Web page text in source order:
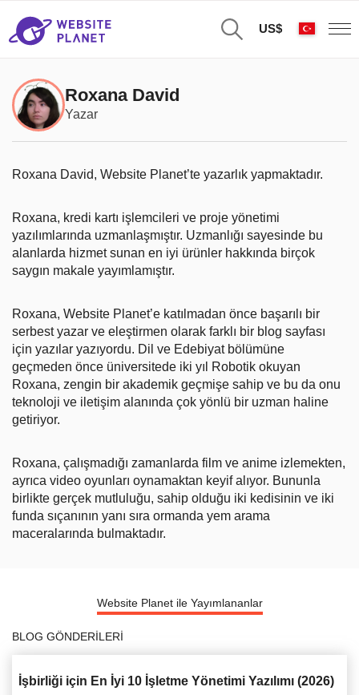
US$
Roxana David
Yazar
Roxana David, Website Planet’te yazarlık yapmaktadır.
Roxana, kredi kartı işlemcileri ve proje yönetimi
yazılımlarında uzmanlaşmıştır. Uzmanlığı sayesinde bu
alanlarda hizmet sunan en iyi ürünler hakkında birçok
saygın makale yayımlamıştır.
Roxana, Website Planet’e katılmadan önce başarılı bir
serbest yazar ve eleştirmen olarak farklı bir blog sayfası
için yazılar yazıyordu. Dil ve Edebiyat bölümüne
geçmeden önce üniversitede iki yıl Robotik okuyan
Roxana, zengin bir akademik geçmişe sahip ve bu da onu
teknoloji ve iletişim alanında çok yönlü bir uzman haline
getiriyor.
Roxana, çalışmadığı zamanlarda film ve anime izlemekten,
ayrıca video oyunları oynamaktan keyif alıyor. Bununla
birlikte gerçek mutluluğu, sahip olduğu iki kedisinin ve iki
funda sıçanının yanı sıra ormanda yem arama
maceralarında bulmaktadır.
Website Planet ile Yayımlananlar
BLOG GÖNDERILERI
İşbirliği için En İyi 10 İşletme Yönetimi Yazılımı (2026)